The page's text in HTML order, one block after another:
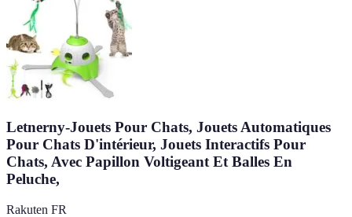
Letnerny-Jouets Pour Chats, Jouets Automatiques
Pour Chats D'intérieur, Jouets Interactifs Pour
Chats, Avec Papillon Voltigeant Et Balles En
Peluche,
Rakuten FR